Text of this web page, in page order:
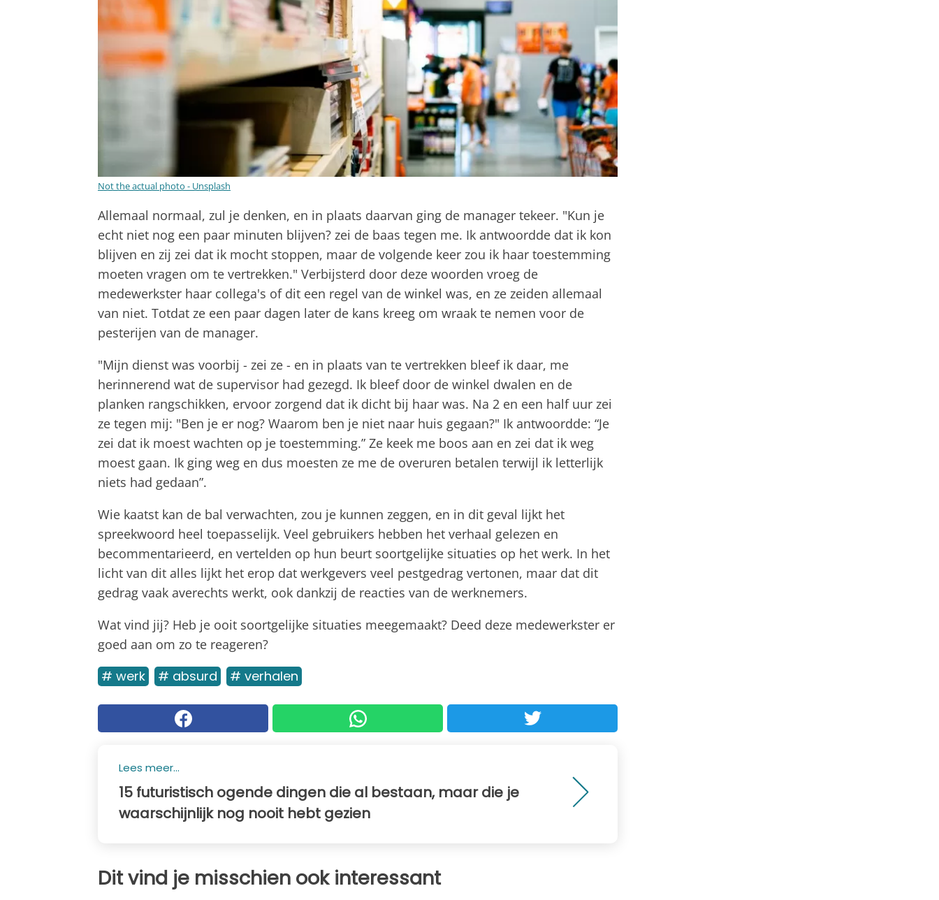
Not the actual photo - Unsplash
Allemaal normaal, zul je denken, en in plaats daarvan ging de manager tekeer. "Kun je
echt niet nog een paar minuten blijven? zei de baas tegen me. Ik antwoordde dat ik kon
blijven en zij zei dat ik mocht stoppen, maar de volgende keer zou ik haar toestemming
moeten vragen om te vertrekken." Verbijsterd door deze woorden vroeg de
medewerkster haar collega's of dit een regel van de winkel was, en ze zeiden allemaal
van niet. Totdat ze een paar dagen later de kans kreeg om wraak te nemen voor de
pesterijen van de manager.
"Mijn dienst was voorbij - zei ze - en in plaats van te vertrekken bleef ik daar, me
herinnerend wat de supervisor had gezegd. Ik bleef door de winkel dwalen en de
planken rangschikken, ervoor zorgend dat ik dicht bij haar was. Na 2 en een half uur zei
ze tegen mij: "Ben je er nog? Waarom ben je niet naar huis gegaan?" Ik antwoordde: “Je
zei dat ik moest wachten op je toestemming.” Ze keek me boos aan en zei dat ik weg
moest gaan. Ik ging weg en dus moesten ze me de overuren betalen terwijl ik letterlijk
niets had gedaan”.
Wie kaatst kan de bal verwachten, zou je kunnen zeggen, en in dit geval lijkt het
spreekwoord heel toepasselijk. Veel gebruikers hebben het verhaal gelezen en
becommentarieerd, en vertelden op hun beurt soortgelijke situaties op het werk. In het
licht van dit alles lijkt het erop dat werkgevers veel pestgedrag vertonen, maar dat dit
gedrag vaak averechts werkt, ook dankzij de reacties van de werknemers.
Wat vind jij? Heb je ooit soortgelijke situaties meegemaakt? Deed deze medewerkster er
goed aan om zo te reageren?
# werk # absurd # verhalen
Lees meer...
15 futuristisch ogende dingen die al bestaan, maar die je
waarschijnlijk nog nooit hebt gezien
Dit vind je misschien ook interessant